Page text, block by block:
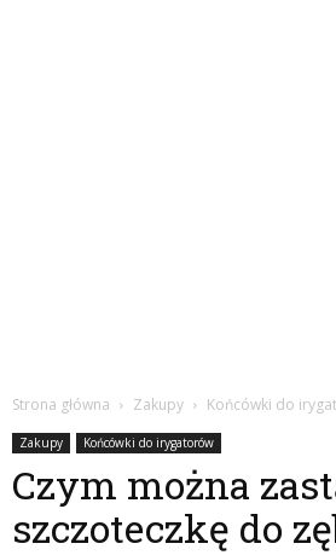
Strona główna Zakupy Końcówki do
Zakupy Końcówki do irygatorów
Czym można
szczoteczkę do